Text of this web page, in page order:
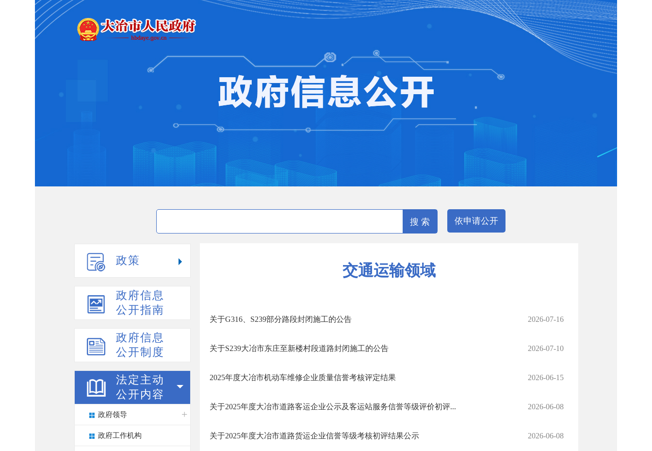
搜 索 依申请公开
政策
政府信息
公开指南
政府信息
公开制度
法定主动
公开内容
政府领导
政府工作机构
交通运输领域
2026-07-16
关于G316、S239部分路段封闭施工的公告
2026-07-10
关于S239大冶市东庄至新楼村段道路封闭施工的公告
2026-06-15
2025年度大冶市机动车维修企业质量信誉考核评定结果
2026-06-08
关于2025年度大冶市道路客运企业公示及客运站服务信誉等级评价初评...
2026-06-08
关于2025年度大冶市道路货运企业信誉等级考核初评结果公示